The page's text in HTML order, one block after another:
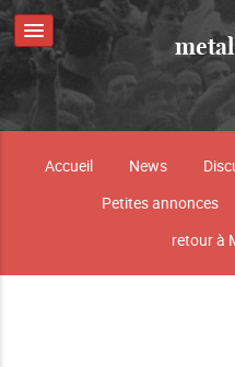
Accueil News
Petites annonces
retour à